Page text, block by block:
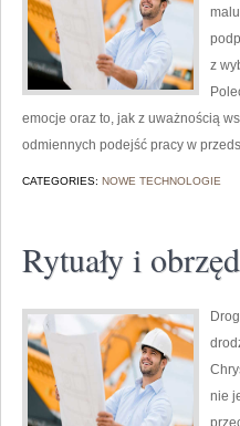
z
emocje oraz to, jak z uważnością
odmiennych podejść pracy w
CATEGORIES: NOWE TECHNOLOGIE
Rytuały i
nie